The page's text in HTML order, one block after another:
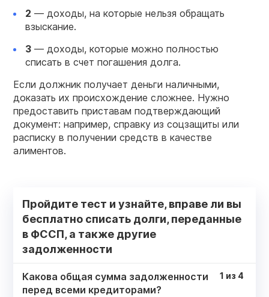
2 — доходы, на которые нельзя обращать
взыскание.
3 — доходы, которые можно полностью
списать в счет погашения долга.
Если должник получает деньги наличными,
доказать их происхождение сложнее. Нужно
предоставить приставам подтверждающий
документ: например, справку из соцзащиты или
расписку в получении средств в качестве
алиментов.
Пройдите тест и узнайте, вправе ли вы
бесплатно списать долги, переданные
в ФССП, а также другие
задолженности
Какова общая сумма задолженности
перед всеми кредиторами?
1 из 4